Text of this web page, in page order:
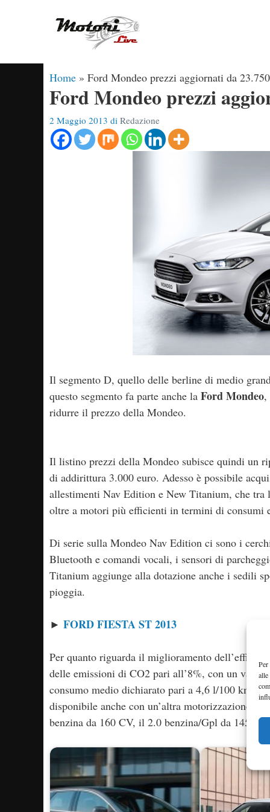
Home » Ford Mondeo prezzi aggiornati da
Ford Mondeo prezzi
2 Maggio 2013 di Redazione
Il segmento D, quello delle berline di medio
questo segmento fa parte anche la Ford Mondeo,
ridurre il prezzo della Mondeo.
Il listino prezzi della Mondeo subisce quindi un
di addirittura 3.000 euro. Adesso è possibile
allestimenti Nav Edition e New Titanium, che tra
oltre a motori più efficienti in termini di consumi
Di serie sulla Mondeo Nav Edition ci sono i
Bluetooth e comandi vocali, i sensori di
Titanium aggiunge alla dotazione anche i sedili
pioggia.
► FORD FIESTA ST 2013
Per quanto riguarda il miglioramento
delle emissioni di CO2 pari all’8%, con un
consumo medio dichiarato pari a 4,6 l/100 km
disponibile anche con un’altra motorizzazione
benzina da 160 CV, il 2.0 benzina/Gpl da 145